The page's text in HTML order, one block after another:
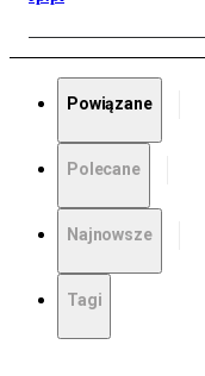
Powiązane
Polecane
Najnowsze
Tagi